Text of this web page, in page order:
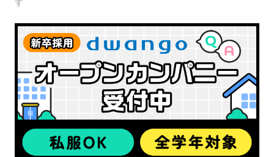
す